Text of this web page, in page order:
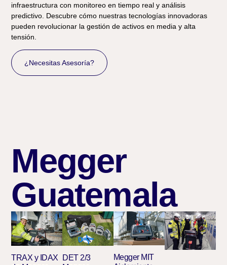
infraestructura con monitoreo en tiempo real y análisis
predictivo. Descubre cómo nuestras tecnologías innovadoras
pueden revolucionar la gestión de activos en media y alta
tensión.
¿Necesitas Asesoría?
Megger
Guatemala
TRAX y IDAX
DET 2/3
Megger MIT